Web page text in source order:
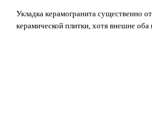
Укладка керамогранита существенно
керамической плитки, хотя внешне оба